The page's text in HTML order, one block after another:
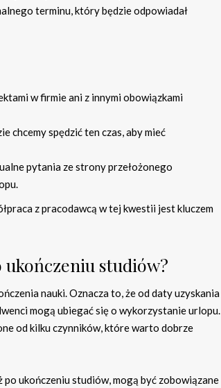
terminu, który będzie odpowiadał
w firmie ani z innymi obowiązkami
chcemy spędzić ten czas, aby mieć
pytania ze strony przełożonego
z pracodawcą w tej kwestii jest kluczem
studiów?
nauki. Oznacza to, że od daty uzyskania
mogą ubiegać się o wykorzystanie urlopu.
od kilku czynników, które warto dobrze
ukończeniu studiów, mogą być zobowiązane